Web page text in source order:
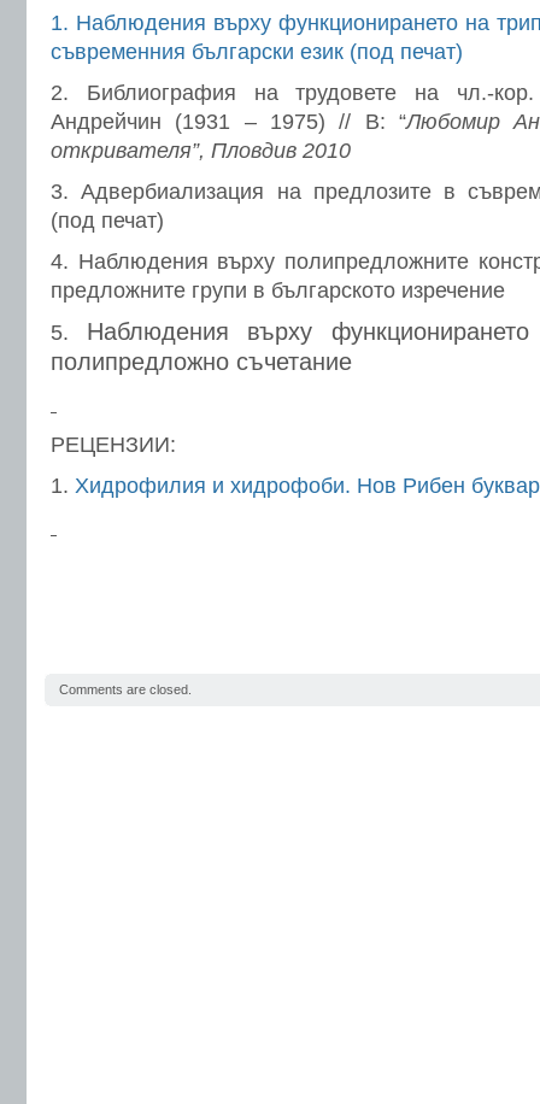
1. Наблюдения върху функционирането на
съвременния български език (под печат)
2. Библиография на трудовете на чл.-
Андрейчин (1931 – 1975) // В: “Любомир
откривателя”, Пловдив 2010
3. Адвербиализация на предлозите в
(под печат)
4. Наблюдения върху полипредложните
предложните групи в българското изречение
5. Наблюдения върху
полипредложно съчетание
РЕЦЕНЗИИ:
1. Хидрофилия и хидрофоби. Нов Рибен буквар
Comments are closed.